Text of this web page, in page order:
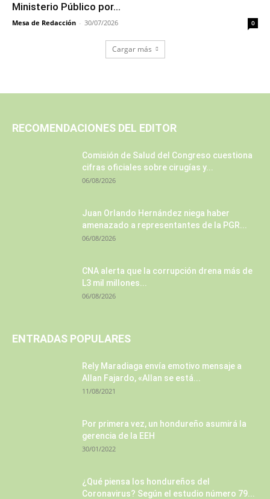
Ministerio Público por...
Mesa de Redacción - 30/07/2026 0
Cargar más
RECOMENDACIONES DEL EDITOR
Comisión de Salud del Congreso cuestiona
cifras oficiales sobre cirugías y...
06/08/2026
Juan Orlando Hernández niega haber
amenazado a representantes de la PGR...
06/08/2026
CNA alerta que la corrupción drena más de
L3 mil millones...
06/08/2026
ENTRADAS POPULARES
Rely Maradiaga envía emotivo mensaje a
Allan Fajardo, «Allan se está...
11/08/2021
Por primera vez, un hondureño asumirá la
gerencia de la EEH
30/01/2022
¿Qué piensa los hondureños del
Coronavirus? Según el estudio número 79...